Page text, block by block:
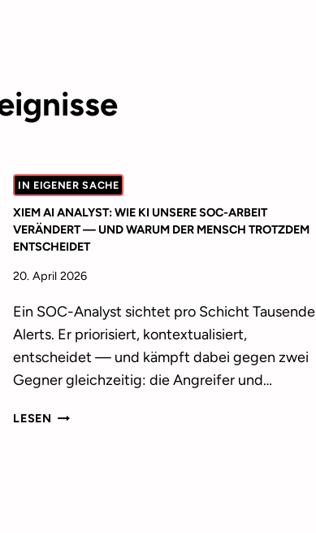
IN EIGENER SACHE
XIEM AI ANALYST: WIE KI UNSERE SOC-ARBEIT
VERÄNDERT — UND WARUM DER MENSCH TROTZDEM
ENTSCHEIDET
20. April 2026
Ein SOC-Analyst sichtet pro Schicht Tausende
Alerts. Er priorisiert, kontextualisiert,
entscheidet — und kämpft dabei gegen zwei
Gegner gleichzeitig: die Angreifer und…
LESEN XIEM